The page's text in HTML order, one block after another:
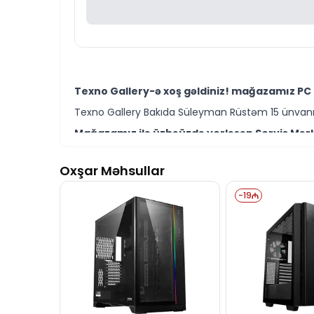
Texno Gallery-ə xoş gəldiniz! mağazamız
Texno Gallery Bakıda Süleyman Rüstəm 15
Mağazamız ilə üzbəüzdə yerləşən Servis
Sevenhero AF304-3F ATX Case modelini
Ünvanımız 28 Mall TM-dən 150 metr məsafədə
İstər PC Case modelləri istərsə də digər
Seçim etməkdə məsləhətə ehtiyacınız varsa
Sevenhero AF304-3F ATX Case modeli ilə
İş saatlarından kənar vaxtlarda əlaqə qurmaq
Bizə maraq göstərdiyiniz üçün təşəkkür
Oxşar Məhsullar
-19